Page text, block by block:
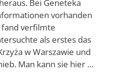
Bei Geneteka
vorhanden
fand verfilmte
als erstes das
w Warszawie und
Man kann sie hier …